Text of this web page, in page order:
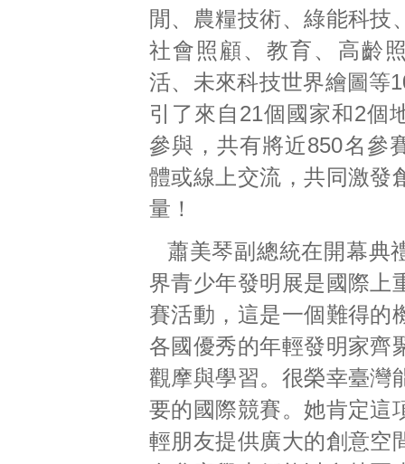
閒、農糧技術、綠能科技
社會照顧、教育、高齡
活、未來科技世界繪圖等
引了來自21個國家和2個
參與，共有將近850名參
體或線上交流，共同激發
量！
蕭美琴副總統在開幕典
界青少年發明展是國際上
賽活動，這是一個難得的
各國優秀的年輕發明家齊
觀摩與學習。很榮幸臺灣
要的國際競賽。她肯定這
輕朋友提供廣大的創意空